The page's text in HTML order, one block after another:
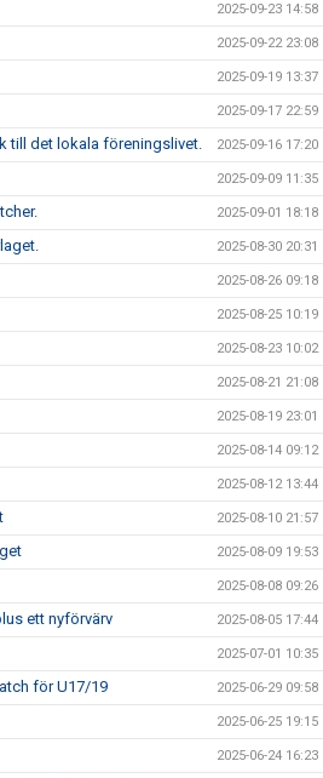
2025-09-23 14:58
2025-09-22 23:08
2025-09-19 13:37
2025-09-17 22:59
till det lokala föreningslivet. 2025-09-16 17:20
2025-09-09 11:35
2025-09-01 18:18
2025-08-30 20:31
2025-08-26 09:18
2025-08-25 10:19
2025-08-23 10:02
2025-08-21 21:08
2025-08-19 23:01
2025-08-14 09:12
2025-08-12 13:44
2025-08-10 21:57
2025-08-09 19:53
2025-08-08 09:26
ett nyförvärv 2025-08-05 17:44
2025-07-01 10:35
för U17/19 2025-06-29 09:58
2025-06-25 19:15
2025-06-24 16:23